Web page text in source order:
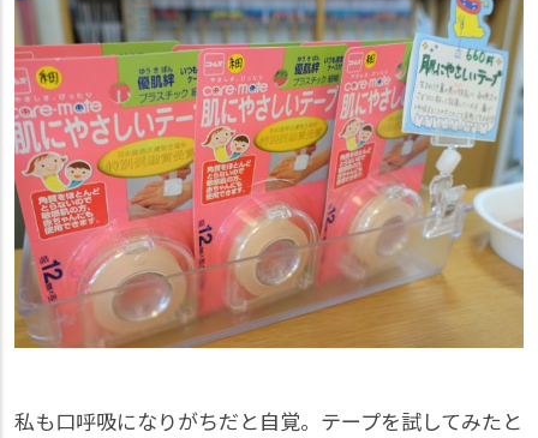
私も口呼吸になりがちだと自覚。テープを試してみたと